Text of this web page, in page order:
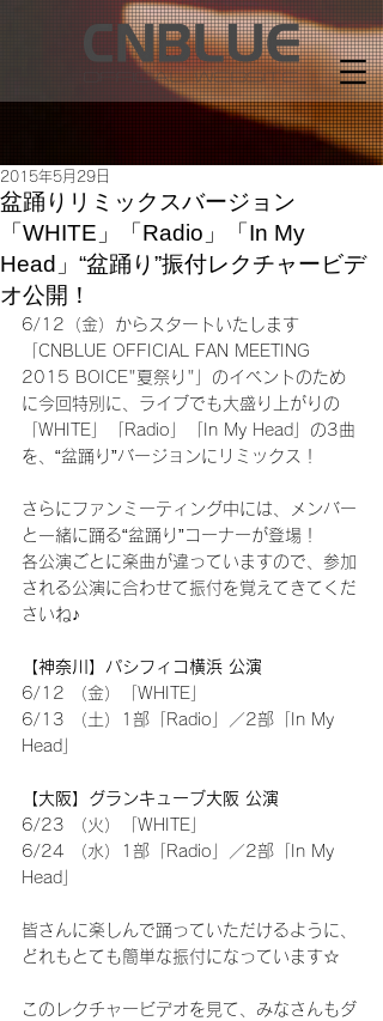
盆踊りリミックスバージョン
「WHITE」「Radio」「In My
Head」“盆踊り”振付レクチャービデ
オ公開！
2015年5月29日
6/12（金）からスタートいたします
「CNBLUE OFFICIAL FAN MEETING
2015 BOICE"夏祭り"」のイベントのため
に今回特別に、ライブでも大盛り上がりの
「WHITE」「Radio」「In My Head」の3曲
を、“盆踊り”バージョンにリミックス！
さらにファンミーティング中には、メンバー
と一緒に踊る“盆踊り”コーナーが登場！
各公演ごとに楽曲が違っていますので、参加
される公演に合わせて振付を覚えてきてくだ
さいね♪
【神奈川】パシフィコ横浜 公演
6/12 （金）「WHITE」
6/13 （土）1部「Radio」／2部「In My
Head」
【大阪】グランキューブ大阪 公演
6/23 （火）「WHITE」
6/24 （水）1部「Radio」／2部「In My
Head」
皆さんに楽しんで踊っていただけるように、
どれもとても簡単な振付になっています☆
このレクチャービデオを見て、みなさんもダ